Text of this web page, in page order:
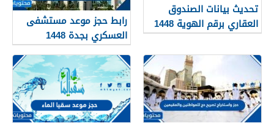
تحديث بيانات الصندوق
العقاري برقم الهوية 1448
الرابط والخطوات
رابط حجز موعد مستشفى
العسكري بجدة 1448